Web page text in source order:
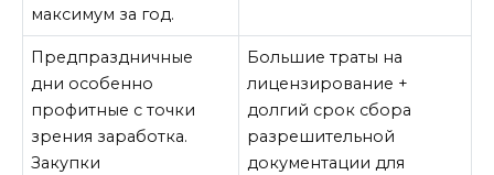
максимум за год.
Предпраздничные
дни особенно
профитные с точки
зрения заработка.
Закупки
Большие траты на
лицензирование +
долгий срок сбора
разрешительной
документации для